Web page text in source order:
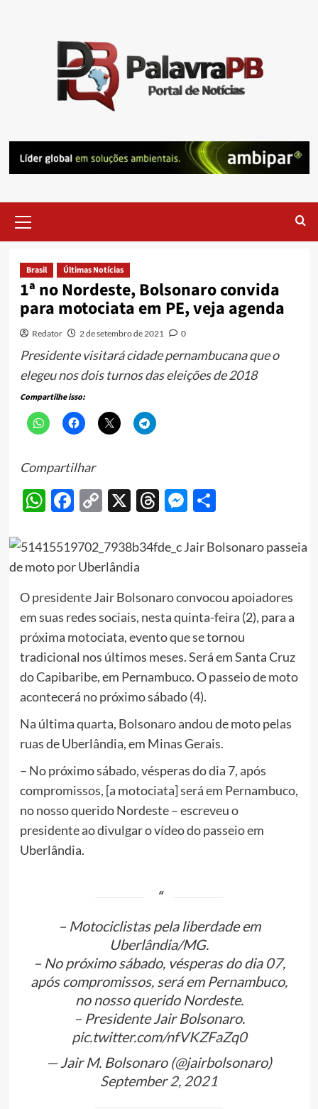
Menu
Brasil Últimas Notícias
1ª no Nordeste, Bolsonaro convida
para motociata em PE, veja agenda
Redator 2 de setembro de 2021 0
Presidente visitará cidade pernambucana que o
elegeu nos dois turnos das eleições de 2018
Compartilhe isso:
Compartilhar
WhatsApp
Facebook
Copy
X Threads
Messenger
Share
O presidente Jair Bolsonaro convocou apoiadores
em suas redes sociais, nesta quinta-feira (2), para a
próxima motociata, evento que se tornou
tradicional nos últimos meses. Será em Santa Cruz
do Capibaribe, em Pernambuco. O passeio de moto
acontecerá no próximo sábado (4).
Na última quarta, Bolsonaro andou de moto pelas
ruas de Uberlândia, em Minas Gerais.
– No próximo sábado, vésperas do dia 7, após
compromissos, [a motociata] será em Pernambuco,
no nosso querido Nordeste – escreveu o
presidente ao divulgar o vídeo do passeio em
Uberlândia.
– Motociclistas pela liberdade em
Uberlândia/MG.
– No próximo sábado, vésperas do dia 07,
após compromissos, será em Pernambuco,
no nosso querido Nordeste.
– Presidente Jair Bolsonaro.
pic.twitter.com/nfVKZFaZq0
— Jair M. Bolsonaro (@jairbolsonaro)
September 2, 2021